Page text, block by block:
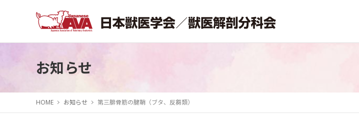
お知らせ
HOME お知らせ 第三腓骨筋の腱鞘（ブタ、反芻類）